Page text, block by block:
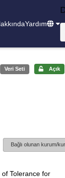
Yardım
Veri Seti Açık
Bağlı olunan kurum/
Tolerance for